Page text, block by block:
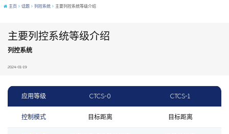
主页 话题 列控系统 主要列控系统等级介绍
主要列控系统等级介绍
列控系统
2024-01-19
应用等级 CTCS-0 CTCS-1
控制模式 目标距离 目标距离